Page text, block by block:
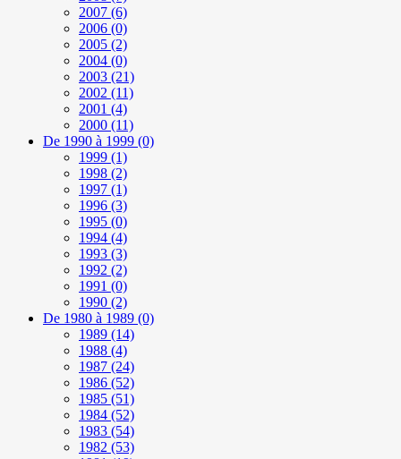
2007 (6)
2006 (0)
2005 (2)
2004 (0)
2003 (21)
2002 (11)
2001 (4)
2000 (11)
De 1990 à 1999 (0)
1999 (1)
1998 (2)
1997 (1)
1996 (3)
1995 (0)
1994 (4)
1993 (3)
1992 (2)
1991 (0)
1990 (2)
De 1980 à 1989 (0)
1989 (14)
1988 (4)
1987 (24)
1986 (52)
1985 (51)
1984 (52)
1983 (54)
1982 (53)